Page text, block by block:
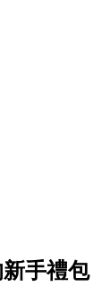
手禮包